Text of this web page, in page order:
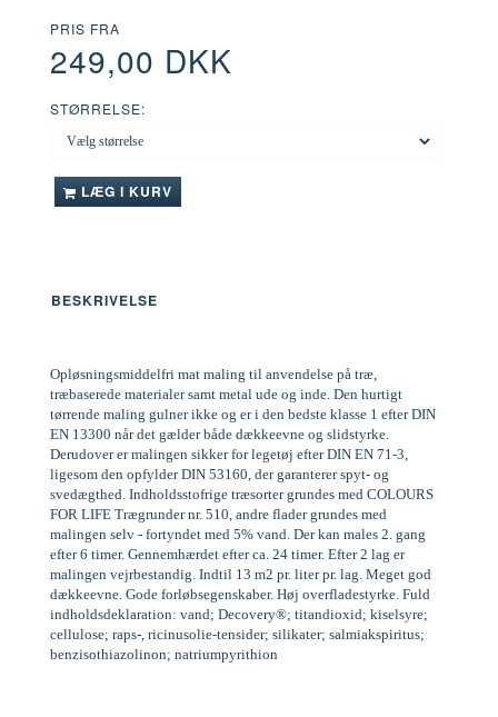
PRIS FRA
249,00 DKK
STØRRELSE:
LÆG I KURV
BESKRIVELSE
Opløsningsmiddelfri mat maling til anvendelse på træ,
træbaserede materialer samt metal ude og inde. Den hurtigt
tørrende maling gulner ikke og er i den bedste klasse 1 efter DIN
EN 13300 når det gælder både dækkeevne og slidstyrke.
Derudover er malingen sikker for legetøj efter DIN EN 71-3,
ligesom den opfylder DIN 53160, der garanterer spyt- og
svedægthed. Indholdsstofrige træsorter grundes med COLOURS
FOR LIFE Trægrunder nr. 510, andre flader grundes med
malingen selv - fortyndet med 5% vand. Der kan males 2. gang
efter 6 timer. Gennemhærdet efter ca. 24 timer. Efter 2 lag er
malingen vejrbestandig. Indtil 13 m2 pr. liter pr. lag. Meget god
dækkeevne. Gode forløbsegenskaber. Høj overfladestyrke. Fuld
indholdsdeklaration: vand; Decovery®; titandioxid; kiselsyre;
cellulose; raps-, ricinusolie-tensider; silikater; salmiakspiritus;
benzisothiazolinon; natriumpyrithion